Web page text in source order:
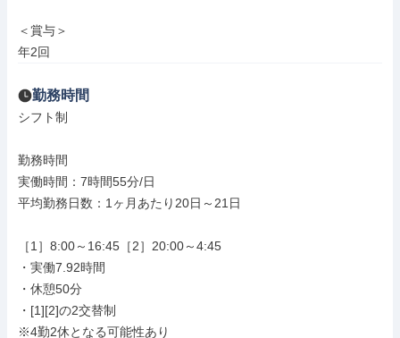
＜賞与＞
年2回
勤務時間
シフト制
勤務時間
実働時間：7時間55分/日
平均勤務日数：1ヶ月あたり20日～21日
［1］8:00～16:45［2］20:00～4:45
・実働7.92時間
・休憩50分
・[1][2]の2交替制
※4勤2休となる可能性あり